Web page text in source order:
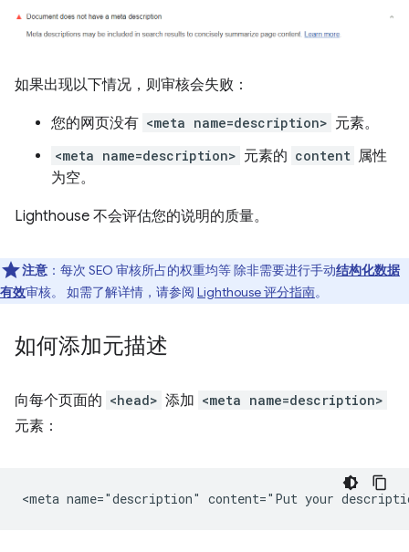
如果出现以下情况，则审核会失败：
您的网页没有 <meta name=description> 元素。
<meta name=description> 元素的 content 属性
为空。
Lighthouse 不会评估您的说明的质量。
注意 ：每次 SEO 审核所占的权重均等 除非需要进行手动结构化数据
有效审核。 如需了解详情，请参阅 Lighthouse 评分指南。
如何添加元描述
向每个页面的 <head> 添加 <meta name=description>
元素：